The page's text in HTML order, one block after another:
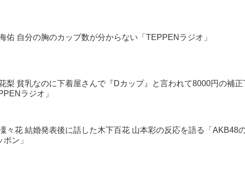
佑 自分の胸のカップ数が分からない「TEPPENラジオ」
梨 貧乳なのに下着屋さんで『Dカップ』と言われて8000円の補正
ラジオ」
々花 結婚発表後に話した木下百花 山本彩の反応を語る「AKB48
ン」